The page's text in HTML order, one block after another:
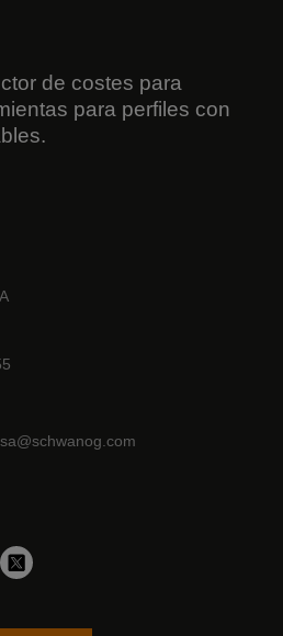
de costes para
para perfiles con
Twitter